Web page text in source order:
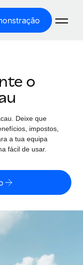
por país
outros
de forma
o
Deixe que
impostos,
a tua equipa
fácil de usar.